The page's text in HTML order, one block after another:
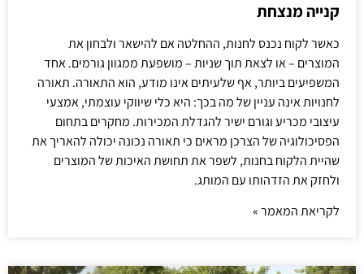
קנייה מנצחת
כאשר לקוח נכנס לחנות, ההחלטה אם להישאר ולבחון את
המוצרים – או לצאת תוך שניות – מושפעת ממגוון גורמים. אחד
המשפיעים ביותר, אף שלעיתים אינו מודע, הוא התאורה. תאורה
לחנויות אינה עניין של מה בכך: היא כלי שיווקי עוצמתי, אמצעי
עיצובי מכריע וגורם ישיר להגדלת המכירות. מחקרים בתחום
הפסיכולוגיה של הצרכן מראים כי תאורה נכונה יכולה להאריך את
שהיית הלקוח בחנות, לשפר את תחושת האיכות של המוצרים
ולחזק את הזדהותו עם המותג.
לקריאת המאמר »